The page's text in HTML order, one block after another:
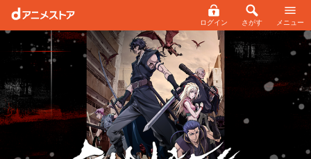
ログイン さがす メニュー